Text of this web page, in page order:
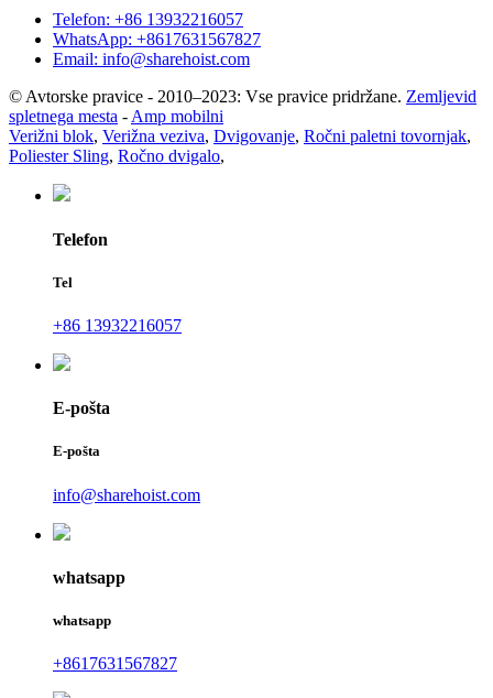
Telefon: +86 13932216057
WhatsApp: +8617631567827
Email: info@sharehoist.com
© Avtorske pravice - 2010–2023: Vse pravice pridržane. Zemljevid
spletnega mesta - Amp mobilni
Verižni blok, Verižna veziva, Dvigovanje, Ročni paletni tovornjak,
Poliester Sling, Ročno dvigalo,
Telefon
Tel
+86 13932216057
E-pošta
E-pošta
info@sharehoist.com
whatsapp
whatsapp
+8617631567827